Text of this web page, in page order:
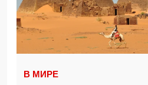
В МИРЕ